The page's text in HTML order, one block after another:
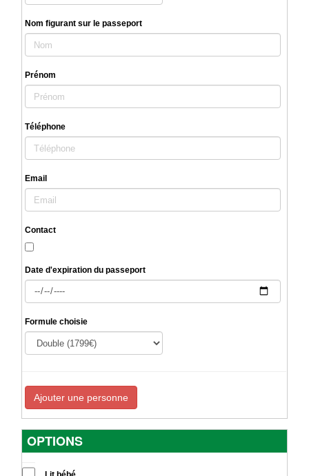
Nom figurant sur le passeport
Prénom
Téléphone
Email
Contact
Date d'expiration du passeport
Formule choisie
Ajouter une personne
OPTIONS